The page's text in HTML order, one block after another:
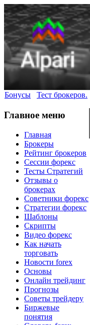
Бонусы Тест брокеров.
Главное меню
Главная
Брокеры
Рейтинг брокеров
Сессии форекс
Тесты Стратегий
Отзывы о
брокерах
Советники форекс
Стратегии форекс
Шаблоны
Скрипты
Видео форекс
Как начать
торговать
Новости forex
Основы
Онлайн трейдинг
Прогнозы
Советы трейдеру
Биржевые
понятия